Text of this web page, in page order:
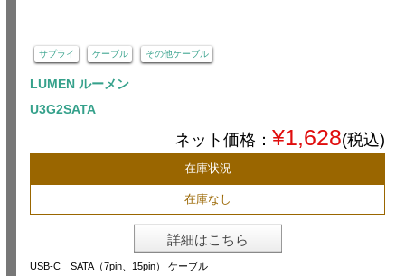
サプライ ケーブル その他ケーブル
LUMEN ルーメン
U3G2SATA
ネット価格： ¥1,628(税込)
在庫状況
在庫なし
詳細はこちら
USB-C SATA（7pin、15pin） ケーブル